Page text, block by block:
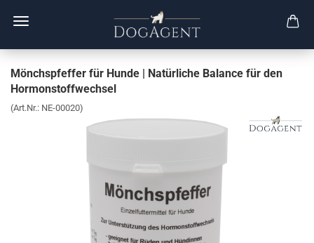
Mönchspfeffer für Hunde | Natürliche Balance für den
Hormonstoffwechsel
(Art.Nr.: NE-00020)